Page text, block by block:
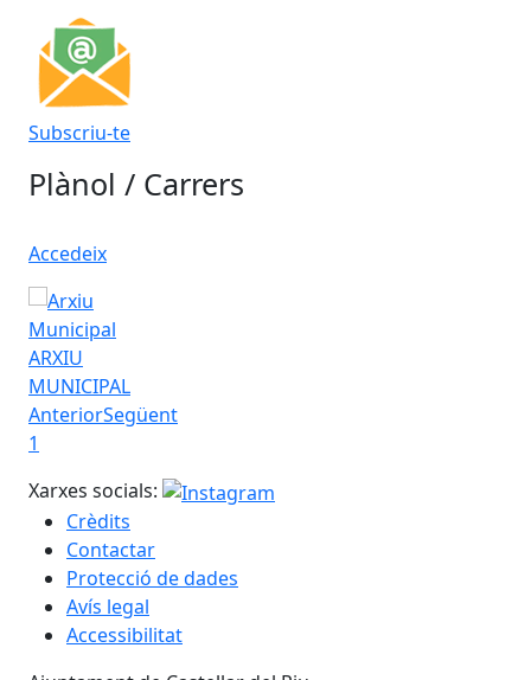
Subscriu-te
Plànol / Carrers
Accedeix
ARXIU
MUNICIPAL
AnteriorSegüent
1
Xarxes socials:
Crèdits
Contactar
Protecció de dades
Avís legal
Accessibilitat